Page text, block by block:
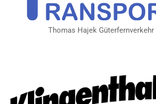
Thomas Hajek Güterfernverkehr